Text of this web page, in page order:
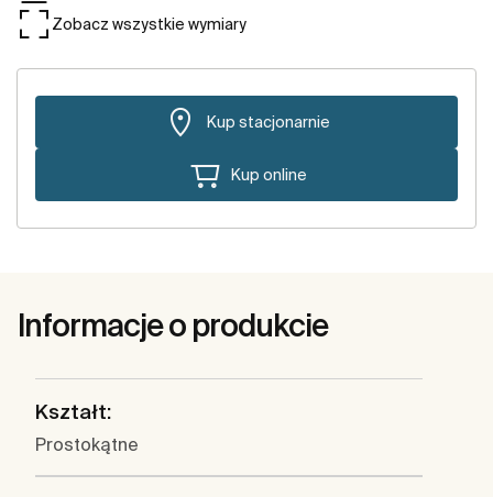
Zobacz wszystkie wymiary
Kup stacjonarnie
Kup online
Informacje o produkcie
Kształt:
Prostokątne